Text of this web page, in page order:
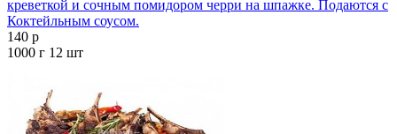
креветкой и сочным помидором черри на шпажке. Подаются с
Коктейльным соусом.
140 р
1000 г 12 шт